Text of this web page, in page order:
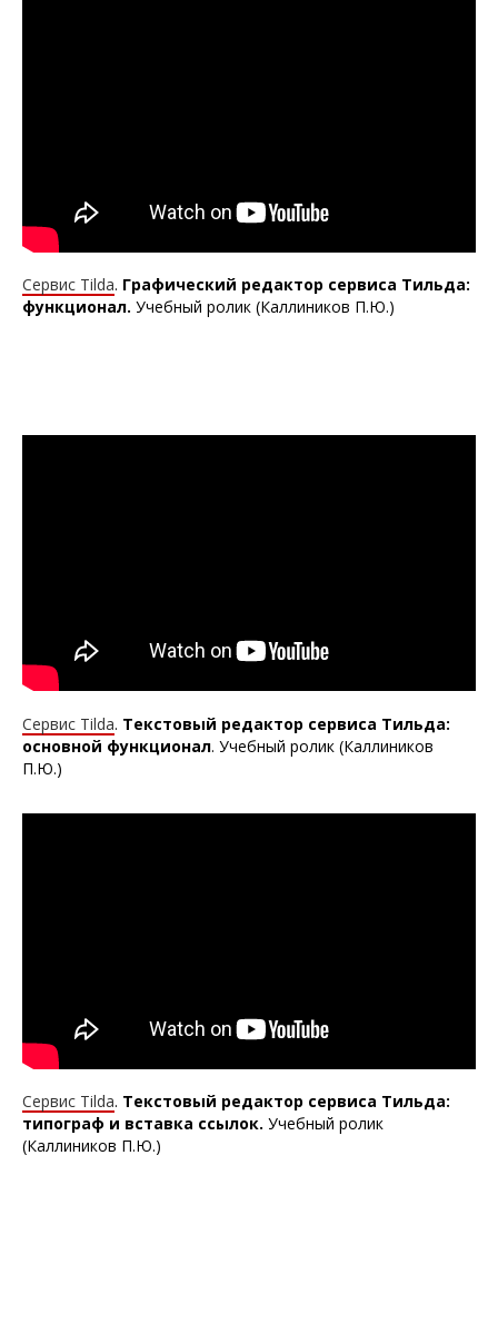
Сервис Tilda. Графический редактор сервиса Тильда:
функционал. Учебный ролик (Каллиников П.Ю.)
Сервис Tilda. Текстовый редактор сервиса Тильда:
основной функционал. Учебный ролик (Каллиников
П.Ю.)
Сервис Tilda. Текстовый редактор сервиса Тильда:
типограф и вставка ссылок. Учебный ролик
(Каллиников П.Ю.)